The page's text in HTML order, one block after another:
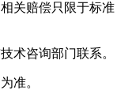
关赔偿只限于标准
术咨询部门联系。
准。